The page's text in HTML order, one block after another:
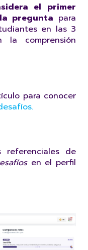
el primer
pregunta para
en las 3
la comprensión
para conocer
referenciales de
en el perfil